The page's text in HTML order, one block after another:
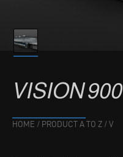
VISION900
HOME / PRODUCT A TO Z / V